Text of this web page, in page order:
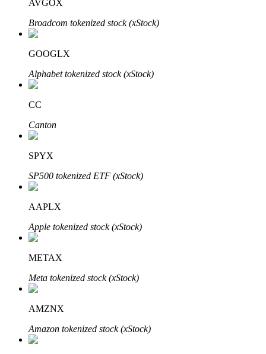
Đầu tư cố định và quản lý tài chính
Tận hưởng việc quản lý tài chính hiện tại và thu nhập lâu dài
Bitrue
Đối tác Bitrue
AVGOX
Broadcom tokenized stock (xStock)
GOOGLX
Alphabet tokenized stock (xStock)
CC
Canton
SPYX
SP500 tokenized ETF (xStock)
AAPLX
Apple tokenized stock (xStock)
METAX
Meta tokenized stock (xStock)
AMZNX
Amazon tokenized stock (xStock)